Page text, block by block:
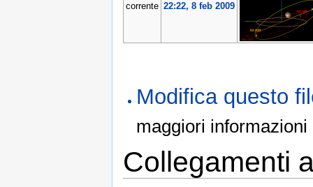
corrente 22:22, 8 feb 2009
Modifica questo
maggiori
Collegamenti